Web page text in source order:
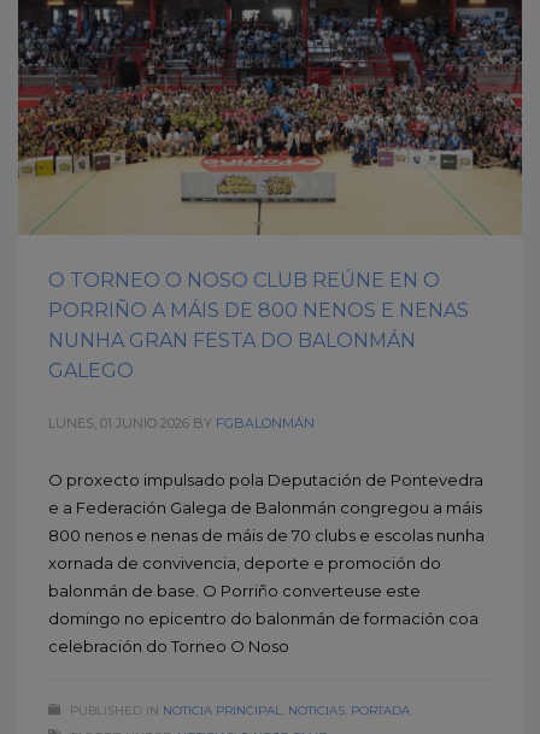
O TORNEO O NOSO CLUB REÚNE EN O
PORRIÑO A MÁIS DE 800 NENOS E NENAS
NUNHA GRAN FESTA DO BALONMÁN
GALEGO
LUNES, 01 JUNIO 2026 BY FGBALONMÁN
O proxecto impulsado pola Deputación de Pontevedra
e a Federación Galega de Balonmán congregou a máis
800 nenos e nenas de máis de 70 clubs e escolas nunha
xornada de convivencia, deporte e promoción do
balonmán de base. O Porriño converteuse este
domingo no epicentro do balonmán de formación coa
celebración do Torneo O Noso
PUBLISHED IN NOTICIA PRINCIPAL NOTICIAS PORTADA